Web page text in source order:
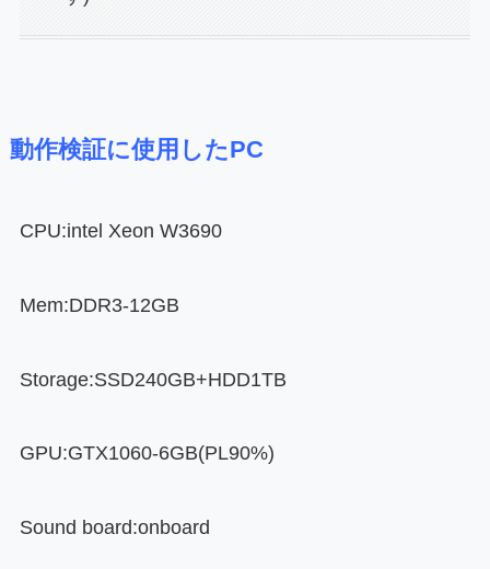
動作検証に使用したPC
CPU:intel Xeon W3690
Mem:DDR3-12GB
Storage:SSD240GB+HDD1TB
GPU:GTX1060-6GB(PL90%)
Sound board:onboard